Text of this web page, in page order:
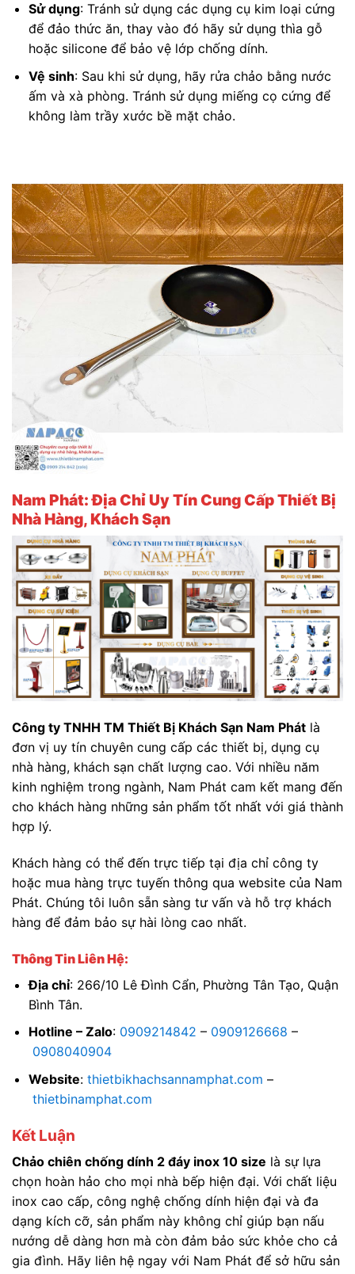
Sử dụng: Tránh sử dụng các dụng cụ kim loại cứng
để đảo thức ăn, thay vào đó hãy sử dụng thìa gỗ
hoặc silicone để bảo vệ lớp chống dính.
Vệ sinh: Sau khi sử dụng, hãy rửa chảo bằng nước
ấm và xà phòng. Tránh sử dụng miếng cọ cứng để
không làm trầy xước bề mặt chảo.
Nam Phát: Địa Chỉ Uy Tín Cung Cấp Thiết Bị
Nhà Hàng, Khách Sạn
Công ty TNHH TM Thiết Bị Khách Sạn Nam Phát là
đơn vị uy tín chuyên cung cấp các thiết bị, dụng cụ
nhà hàng, khách sạn chất lượng cao. Với nhiều năm
kinh nghiệm trong ngành, Nam Phát cam kết mang đến
cho khách hàng những sản phẩm tốt nhất với giá thành
hợp lý.
Khách hàng có thể đến trực tiếp tại địa chỉ công ty
hoặc mua hàng trực tuyến thông qua website của Nam
Phát. Chúng tôi luôn sẵn sàng tư vấn và hỗ trợ khách
hàng để đảm bảo sự hài lòng cao nhất.
Thông Tin Liên Hệ:
Địa chỉ: 266/10 Lê Đình Cẩn, Phường Tân Tạo, Quận
Bình Tân.
Hotline – Zalo: 0909214842 – 0909126668 –
0908040904
Website: thietbikhachsannamphat.com –
thietbinamphat.com
Kết Luận
Chảo chiên chống dính 2 đáy inox 10 size là sự lựa
chọn hoàn hảo cho mọi nhà bếp hiện đại. Với chất liệu
inox cao cấp, công nghệ chống dính hiện đại và đa
dạng kích cỡ, sản phẩm này không chỉ giúp bạn nấu
nướng dễ dàng hơn mà còn đảm bảo sức khỏe cho cả
gia đình. Hãy liên hệ ngay với Nam Phát để sở hữu sản